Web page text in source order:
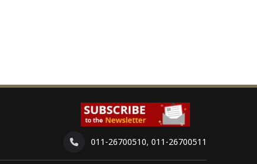
011-26700510, 011-26700511